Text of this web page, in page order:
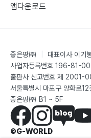
앱다운로드
좋은땅㈜ 대표이사 이기
사업자등록번호 196-81-
출판사 신고번호 제 2001-
서울특별시 마포구 양화로
좋은땅㈜ B1 ~ 5F
©G-WORLD